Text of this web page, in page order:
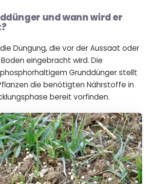
und wann wird er
Düngung, die vor der Aussaat oder
eingebracht wird. Die
Grunddünger stellt
die benötigten Nährstoffe in
bereit vorfinden.